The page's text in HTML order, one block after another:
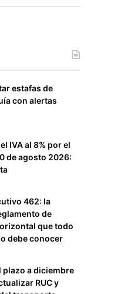
estafas de
con alertas
IVA al 8% por el
de agosto 2026:
462: la
de
que todo
debe conocer
plazo a diciembre
RUC y